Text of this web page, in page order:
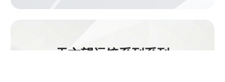
天文望远镜系列系列